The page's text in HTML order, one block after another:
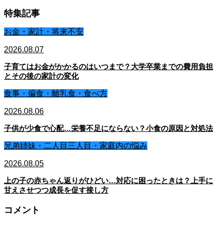
特集記事
お金・家計・将来不安
2026.08.07
子育てはお金がかかるのはいつまで？大学卒業までの費用負担
とその後の家計の変化
食事・偏食・離乳食・食べ方
2026.08.06
子供が少食で心配…栄養不足にならない？小食の原因と対処法
兄弟姉妹・二人目三人目・家庭内の悩み
2026.08.05
上の子の赤ちゃん返りがひどい…対応に困ったときは？上手に
甘えさせつつ成長を促す接し方
コメント